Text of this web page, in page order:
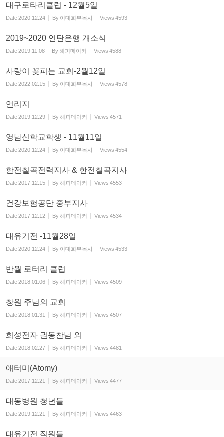
대구로타리클럽 - 12월5일
Date2020.12.24 By 이대희부목사 Views 4593
2019~2020 연탄은행 개소식
Date2019.11.08 By해피메이커 Views 4588
사랑이 꽃피는 교회-2월12일
Date2022.02.15 By 이대희부목사 Views 4578
연리지
Date2019.12.29 By해피메이커 Views 4571
영남신학교학생 - 11월11일
Date2020.12.24 By 이대희부목사 Views 4554
한전칠곡전력지사 & 한전칠곡지사
Date2017.12.15 By해피메이커 Views 4553
건강보험공단 중부지사
Date2017.12.12 By해피메이커 Views 4534
대유기전 -11월28일
Date2020.12.24 By 이대희부목사 Views 4533
반월 로터리 클럽
Date2018.01.06 By해피메이커 Views 4509
창원 주님의 교회
Date2018.01.31 By해피메이커 Views 4507
희성전자 권동찬님 외
Date2018.02.27 By해피메이커 Views 4481
애터미(Atomy)
Date2017.12.21 By해피메이커 Views 4477
대동병원 청년들
Date2019.12.21 By해피메이커 Views 4463
대유기전 직원들